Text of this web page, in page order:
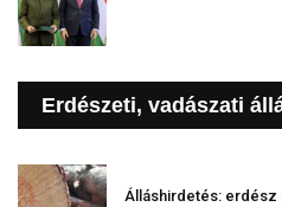
Erdészeti, vadászati
Álláshirdetés: erdész